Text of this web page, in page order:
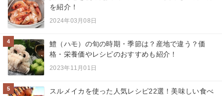
を紹介！
2024年03月08日
4
鱧（ハモ）の旬の時期・季節は？産地で違う？価
格・栄養価やレシピのおすすめも紹介！
2023年11月01日
5
スルメイカを使った人気レシピ22選！美味しい食べ